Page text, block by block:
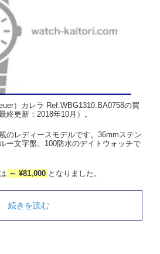
）カレラ Ref.WBG1310.BA0758の買
終更新：2018年10月）。
のレディースモデルです。36mmステン
ー文字盤。100防水のデイトウォッチで
～ ¥81,000 となりました。
続きを読む